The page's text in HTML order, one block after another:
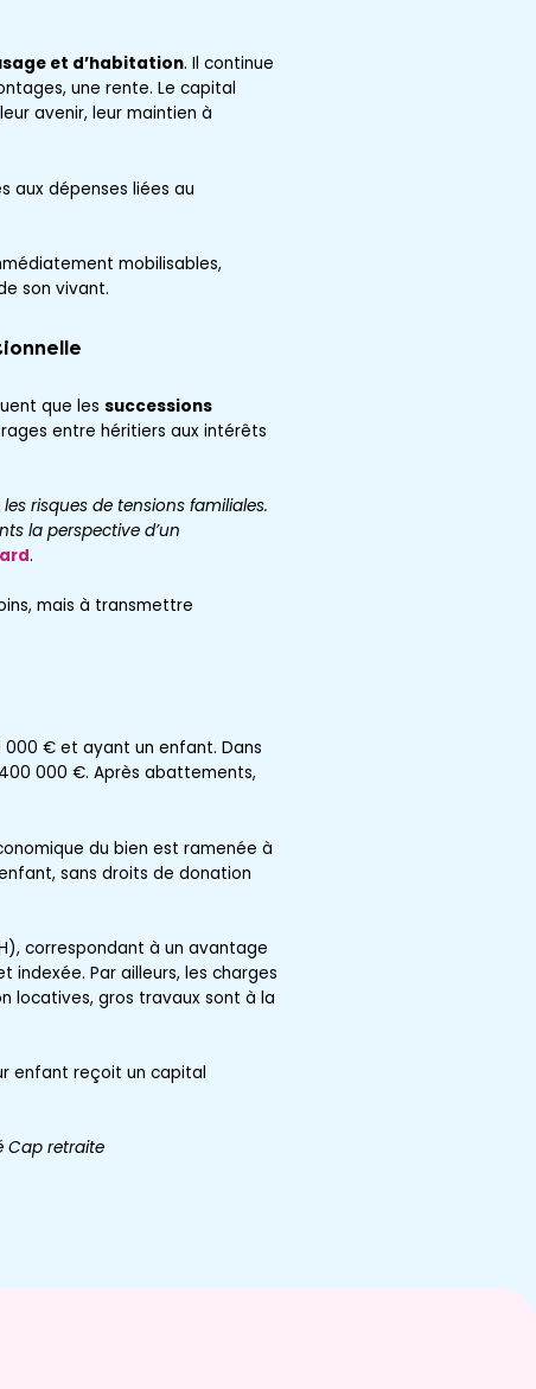
et d’habitation. Il continue
une rente. Le capital
avenir, leur maintien à
aux dépenses liées au
mobilisables,
son vivant.
que les successions
entre héritiers aux intérêts
risques de tensions familiales.
la perspective d’un
.
mais à transmettre
000 € et ayant un enfant. Dans
000 €. Après abattements,
du bien est ramenée à
sans droits de donation
correspondant à un avantage
indexée. Par ailleurs, les charges
locatives, gros travaux sont à la
enfant reçoit un capital
Cap retraite